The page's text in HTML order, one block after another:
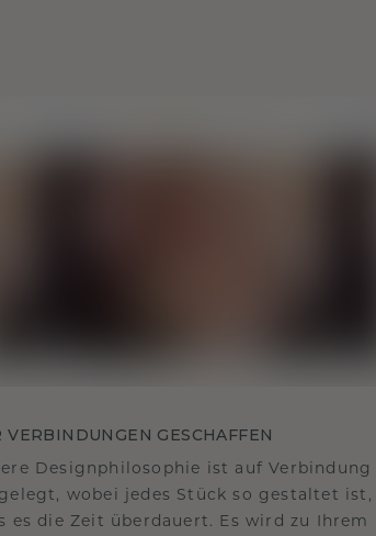
VERBINDUNGEN GESCHAFFEN
Designphilosophie ist auf Verbindung
wobei jedes Stück so gestaltet ist,
es die Zeit überdauert. Es wird zu Ihrem